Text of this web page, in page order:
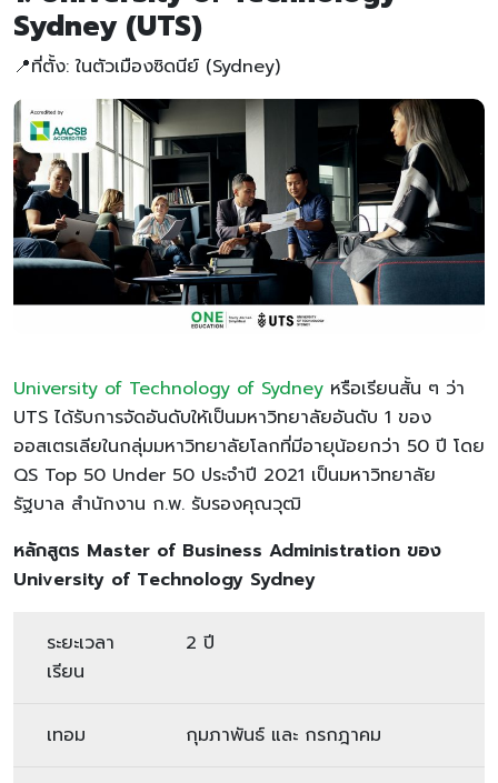
Sydney (UTS)
📍ที่ตั้ง: ในตัวเมืองซิดนีย์ (Sydney)
University of Technology of Sydney หรือเรียนสั้น ๆ ว่า
UTS ได้รับการจัดอันดับให้เป็นมหาวิทยาลัยอันดับ 1 ของ
ออสเตรเลียในกลุ่มมหาวิทยาลัยโลกที่มีอายุน้อยกว่า 50 ปี โดย
QS Top 50 Under 50 ประจำปี 2021 เป็นมหาวิทยาลัย
รัฐบาล สำนักงาน ก.พ. รับรองคุณวุฒิ
หลักสูตร Master of Business Administration ของ
University of Technology Sydney
ระยะเวลา
เรียน
2 ปี
เทอม กุมภาพันธ์ และ กรกฎาคม